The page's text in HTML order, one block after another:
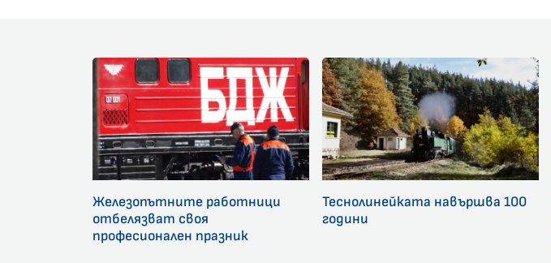
Железопътните работници
отбелязват своя
професионален празник
Теснолинейката навършва 100
години